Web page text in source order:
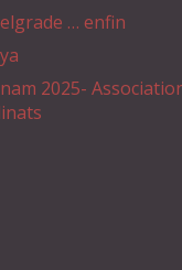
… enfin
2025-